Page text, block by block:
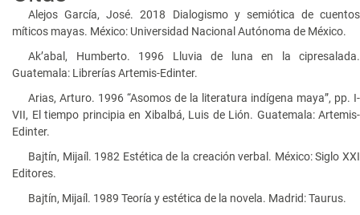
Alejos García, José. 2018 Dialogismo y semiótica de cuentos
míticos mayas. México: Universidad Nacional Autónoma de México.
Ak’abal, Humberto. 1996 Lluvia de luna en la cipresalada.
Guatemala: Librerías Artemis-Edinter.
Arias, Arturo. 1996 “Asomos de la literatura indígena maya”, pp. I-
VII, El tiempo principia en Xibalbá, Luis de Lión. Guatemala: Artemis-
Edinter.
Bajtín, Mijaíl. 1982 Estética de la creación verbal. México: Siglo XXI
Editores.
Bajtín, Mijaíl. 1989 Teoría y estética de la novela. Madrid: Taurus.